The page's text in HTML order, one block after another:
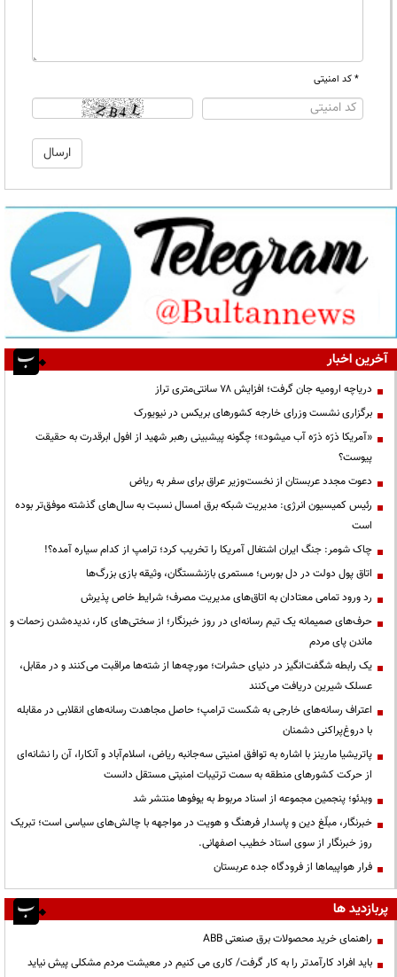
* کد امنیتی
آخرین اخبار
دریاچه ارومیه جان گرفت؛ افزایش ۷۸ سانتی‌متری تراز
برگزاری نشست وزرای خارجه کشورهای بریکس در نیویورک
«آمریکا ذرّه ذرّه آب میشود»؛ چگونه پیشبینی رهبر شهید از افول ابرقدرت به حقیقت
پیوست؟
دعوت مجدد عربستان از نخست‌وزیر عراق برای سفر به ریاض
رئیس کمیسیون انرژی: مدیریت شبکه برق امسال نسبت به سال‌های گذشته موفق‌تر بوده
است
چاک شومر: جنگ ایران اشتغال آمریکا را تخریب کرد؛ ترامپ از کدام سیاره آمده؟!
اتاق پول دولت در دل بورس؛ مستمری بازنشستگان، وثیقه بازی بزرگ‌ها
رد ورود تمامی معتادان به اتاق‌های مدیریت مصرف؛ شرایط خاص پذیرش
حرف‌های صمیمانه یک تیم رسانه‌ای در روز خبرنگار؛ از سختی‌های کار، ندیده‌شدن زحمات و
ماندن پای مردم
یک رابطه شگفت‌انگیز در دنیای حشرات؛ مورچه‌ها از شته‌ها مراقبت می‌کنند و در مقابل،
عسلک شیرین دریافت می‌کنند
اعتراف رسانه‌های خارجی به شکست ترامپ؛ حاصل مجاهدت رسانه‌های انقلابی در مقابله
با دروغ‌پراکنی دشمنان
پاتریشیا مارینز با اشاره به توافق امنیتی سه‌جانبه ریاض، اسلام‌آباد و آنکارا، آن را نشانه‌ای
از حرکت کشورهای منطقه به سمت ترتیبات امنیتی مستقل دانست
ویدئو؛ پنجمین مجموعه از اسناد مربوط به یوفوها منتشر شد
خبرنگار، مبلّغ دین و پاسدار فرهنگ و هویت در مواجهه با چالش‌های سیاسی است؛ تبریک
روز خبرنگار از سوی استاد خطیب اصفهانی.
فرار هواپیماها از فرودگاه جده عربستان
پربازدید ها
راهنمای خرید محصولات برق صنعتی ABB
باید افراد کارآمدتر را به کار گرفت/ کاری می کنیم در معیشت مردم مشکلی پیش نیاید